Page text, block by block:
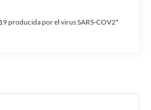
producida por el virus SARS-COV2*